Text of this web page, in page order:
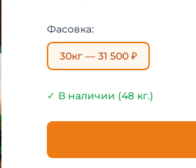
Фасовка:
30кг — 31 500 ₽
✓ В наличии (48 кг.)